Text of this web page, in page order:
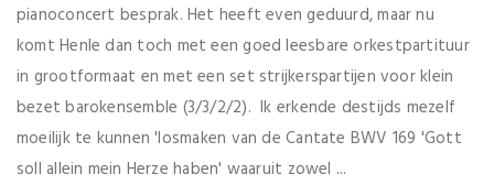
pianoconcert besprak. Het heeft even geduurd, maar nu
komt Henle dan toch met een goed leesbare orkestpartituur
in grootformaat en met een set strijkerspartijen voor klein
bezet barokensemble (3/3/2/2). Ik erkende destijds mezelf
moeilijk te kunnen 'losmaken van de Cantate BWV 169 'Gott
soll allein mein Herze haben' waaruit zowel ...